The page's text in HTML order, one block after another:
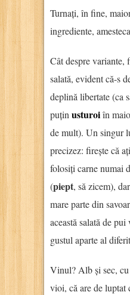
Turnați, în fine,
ingrediente,
Cât despre variante,
salată, evident că-s
deplină libertate (ca
puțin usturoiîn
de mult). Un singur
precizez: firește că
folosiți carne numai
(piept, să zicem),
mare parte din
această salată de
gustul aparte al
Vinul? Alb și sec,
vioi, că are de luptat